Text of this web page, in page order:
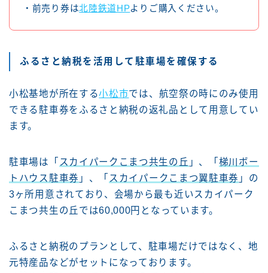
・前売り券は北陸鉄道HPよりご購入ください。
ふるさと納税を活用して駐車場を確保する
小松基地が所在する小松市では、航空祭の時にのみ使用
できる駐車券をふるさと納税の返礼品として用意してい
ます。
駐車場は「 スカイパークこまつ共生の丘 」、「 梯川ボー
トハウス駐車券 」、「 スカイパークこまつ翼駐車券 」の
3ヶ所用意されており、会場から最も近いスカイパーク
こまつ共生の丘では60,000円となっています。
ふるさと納税のプランとして、駐車場だけではなく、地
元特産品などがセットになっております。